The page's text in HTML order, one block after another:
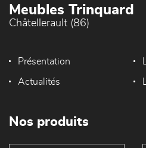
Meubles Trinquard
Châtellerault (86)
Présentation
Actualités
Nos produits